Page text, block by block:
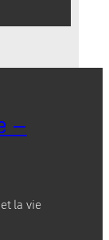
–
la vie